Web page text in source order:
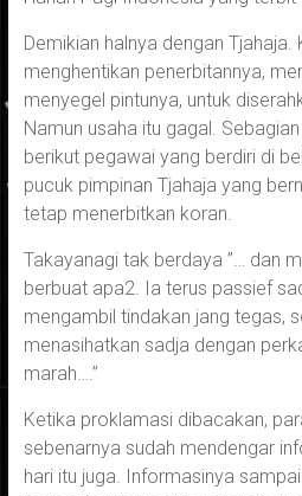
Demikian halnya dengan
menghentikan penerbitannya,
menyegel pintunya, untuk
Namun usaha itu gagal.
berikut pegawai yang berdiri di
pucuk pimpinan Tjahaja yang
tetap menerbitkan koran.
Takayanagi tak berdaya ”… dan
berbuat apa2. Ia terus passief
mengambil tindakan jang tegas,
menasihatkan sadja dengan
marah….”
Ketika proklamasi dibacakan,
sebenarnya sudah mendengar
hari itu juga. Informasinya